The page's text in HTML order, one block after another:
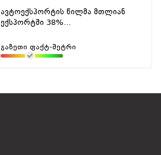
ავტოექსპორტის წილმა მთლიან
ექსპორტში 38%...
გაზეთი ფაქტ-მეტრი